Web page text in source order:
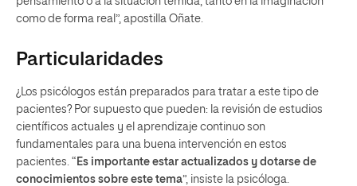
como de forma real”, apostilla Oñate.
Particularidades
¿Los psicólogos están preparados para tratar a este tipo de
pacientes? Por supuesto que pueden: la revisión de estudios
científicos actuales y el aprendizaje continuo son
fundamentales para una buena intervención en estos
pacientes. “ Es importante estar actualizados y dotarse de
conocimientos sobre este tema”, insiste la psicóloga.